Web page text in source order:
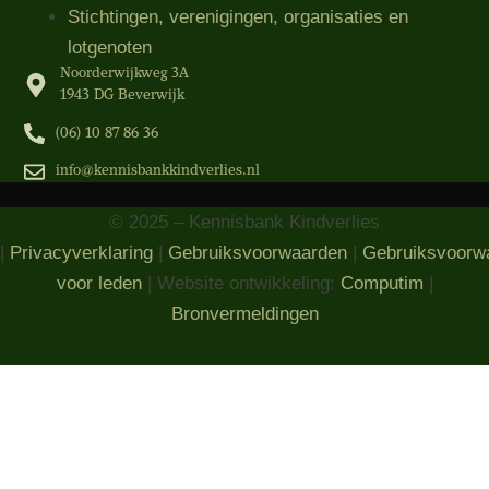
Stichtingen, verenigingen, organisaties​ en
lotgenoten
Noorderwijkweg 3A
1943 DG Beverwijk
(06) 10 87 86 36‬
info@kennisbankkindverlies.nl
© 2025 – Kennisbank Kindverlies
| Privacyverklaring | Gebruiksvoorwaarden |
voor leden| Website ontwikkeling: Computim |
Bronvermeldingen